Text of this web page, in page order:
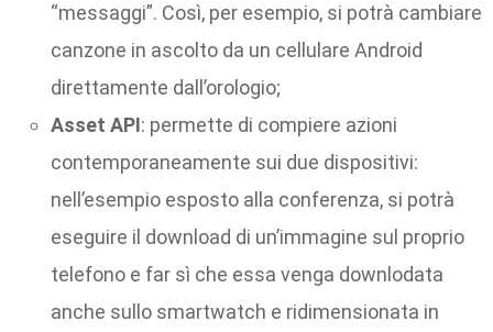
“messaggi”. Così, per esempio, si potrà cambiare
canzone in ascolto da un cellulare Android
direttamente dall’orologio;
Asset API: permette di compiere azioni
contemporaneamente sui due dispositivi:
nell’esempio esposto alla conferenza, si potrà
eseguire il download di un’immagine sul proprio
telefono e far sì che essa venga downlodata
anche sullo smartwatch e ridimensionata in